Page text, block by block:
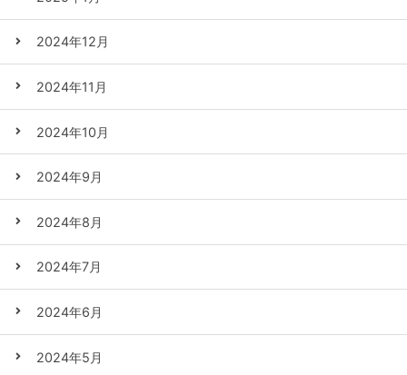
2024年12月
2024年11月
2024年10月
2024年9月
2024年8月
2024年7月
2024年6月
2024年5月